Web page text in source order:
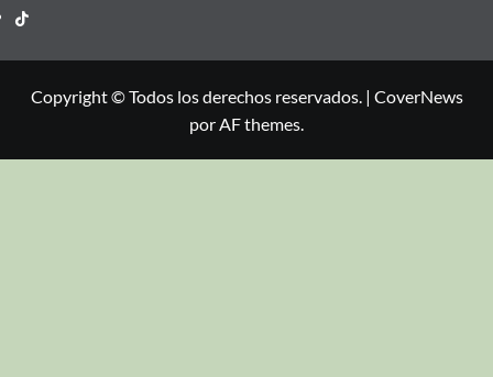
Copyright © Todos los derechos reservados. | CoverNews
por AF themes.